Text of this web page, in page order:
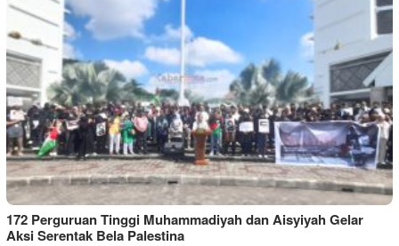
172 Perguruan Tinggi Muhammadiyah dan Aisyiyah Gelar
Aksi Serentak Bela Palestina